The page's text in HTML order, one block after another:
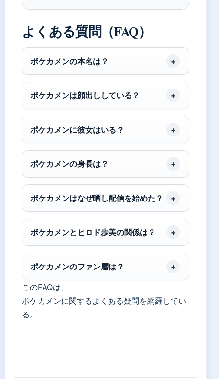
よくある質問（FAQ）
ポケカメンの本名は？
ポケカメンは顔出ししている？
ポケカメンに彼女はいる？
ポケカメンの身長は？
ポケカメンはなぜ晒し配信を始めた？
ポケカメンとヒロド歩美の関係は？
ポケカメンのファン層は？
このFAQは、
ポケカメンに関するよくある疑問を網羅してい
る。